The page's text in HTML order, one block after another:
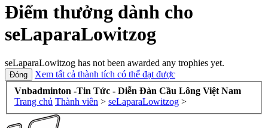
Điểm thưởng dành cho
seLaparaLowitzog
seLaparaLowitzog has not been awarded any trophies yet.
Xem tất cả thành tích có thể đạt được
Vnbadminton -Tin Tức - Diễn Đàn Cầu Lông Việt Nam
Trang chủ Thành viên > seLaparaLowitzog >